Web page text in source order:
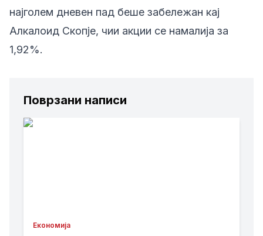
најголем дневен пад беше забележан кај
Алкалоид Скопје, чии акции се намалија за
1,92%.
Поврзани написи
Економија